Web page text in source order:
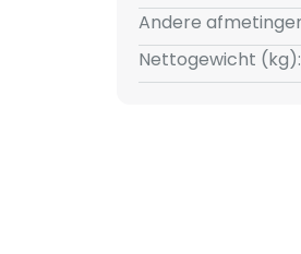
Andere
Nettogewicht (kg):